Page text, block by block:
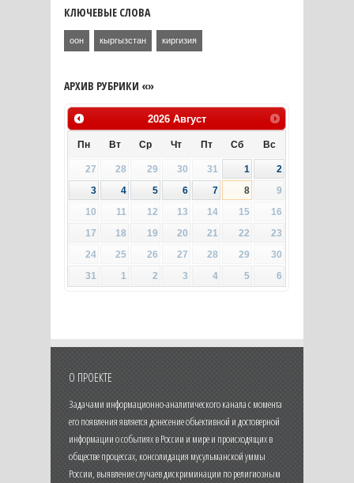
КЛЮЧЕВЫЕ СЛОВА
оон кыргызстан киргизия
АРХИВ РУБРИКИ «»
2026 Август
Пн Вт Ср Чт Пт Сб Вс
27 28 29 30 31 1
2
3
4 5 6 7 8
9
10
11 12 13 14 15
16
17
18 19 20 21 22
23
24
25 26 27 28 29
30
31
1 2 3 4 5 6
О ПРОЕКТЕ
Задачами информационно-аналитического канала с момента
его появления является донесение объективной и достоверной
информации о событиях в России и мире и происходящих в
обществе процессах, консолидация мусульманской уммы
России, выявление случаев дискриминации по религиозным